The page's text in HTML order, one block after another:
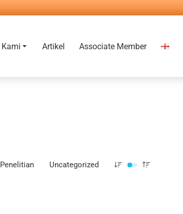
Artikel Associate Member
Penelitian Uncategorized